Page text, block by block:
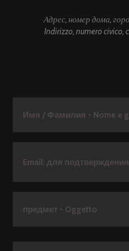
Адрес, номер дома,
Indirizzo, numero civico,